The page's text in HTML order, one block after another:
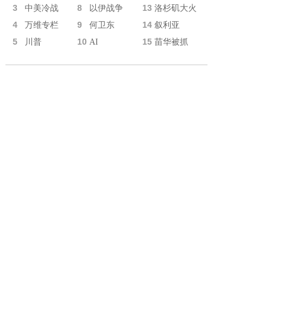
3 中美冷战 8 以伊战争 13 洛杉矶大火
4 万维专栏 9 何卫东 14 叙利亚
5 川普 10 AI 15 苗华被抓